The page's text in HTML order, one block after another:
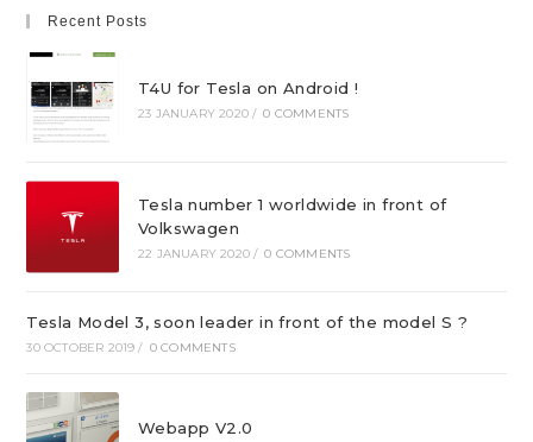
Recent Posts
T4U for Tesla on Android !
23 JANUARY 2020 / 0 COMMENTS
Tesla number 1 worldwide in front of
Volkswagen
22 JANUARY 2020 / 0 COMMENTS
Tesla Model 3, soon leader in front of the model S ?
30 OCTOBER 2019 / 0 COMMENTS
Webapp V2.0